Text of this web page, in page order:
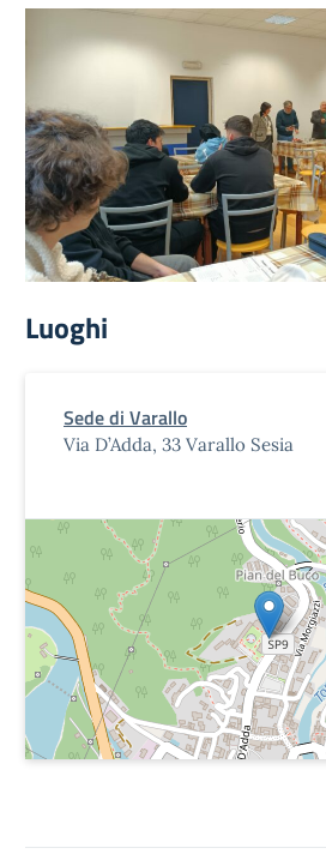
Luoghi
Sede di Varallo
Via D’Adda, 33 Varallo Sesia